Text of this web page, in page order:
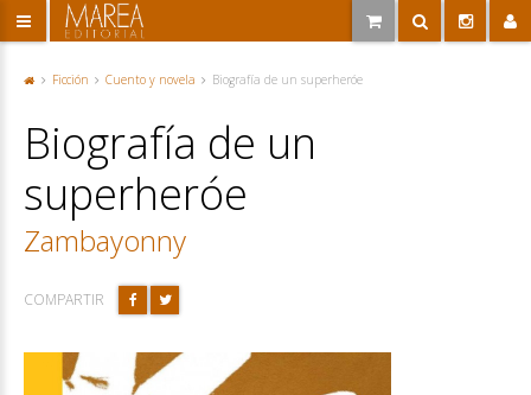
ta
d
a
Ficción Cuento y novela Biografía de un superheróe
Biografía de un
superheróe
Zambayonny
COMPARTIR